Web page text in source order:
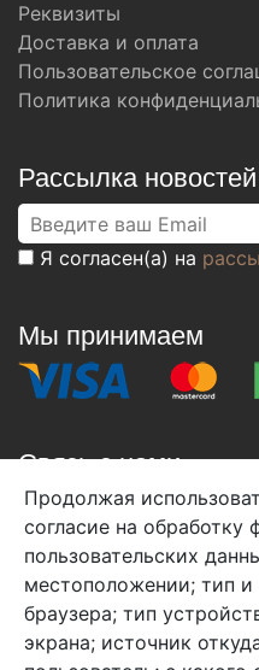
Реквизиты
Доставка и оплата
Пользовательское
Политика
Рассылка новостей
Я согласен(а) на
Мы принимаем
Связь с нами
+7 (495) 933-38-08
info@arben-textile.ru-
Продолжая
согласие на обработку
пользовательских
местоположении; тип
браузера; тип
экрана; источник